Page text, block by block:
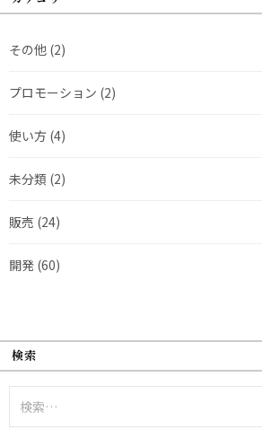
その他 (2)
プロモーション (2)
使い方 (4)
未分類 (2)
販売 (24)
開発 (60)
検索
索: